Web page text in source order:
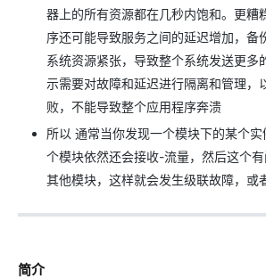
器上的所有资源都在几秒内饱和。更糟
序还可能导致服务之间的延迟增加，备
系统资源紧张，导致整个系统发送更多
示需要对故障和延迟进行隔离和管理，
败，不能导致整个应用程序奔溃
所以 通常当你发现一个模块下的某个
个模块依然还会接收-流量，然后这个
其他模块，这样就会发生级联故障，或
简介